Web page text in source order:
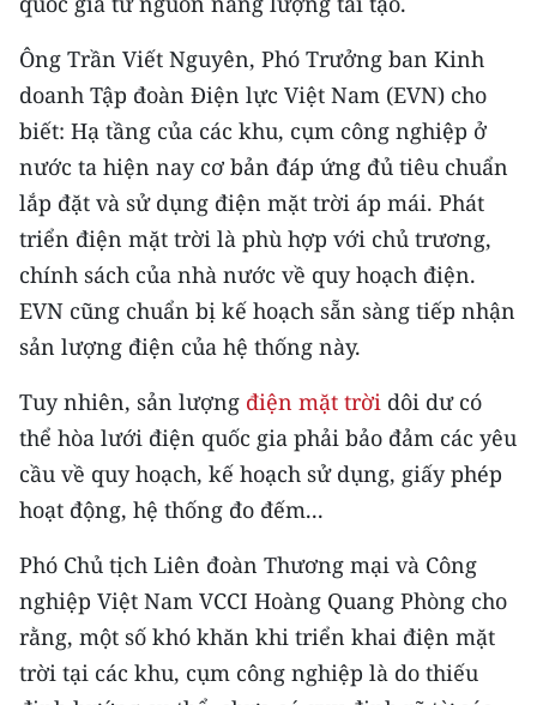
Duyên hải Nam Trung Bộ và Tây
Nguyên
Đông Nam Bộ
Đồng bằng sông Cửu Long
Chuyên trang Hà Nội
Chuyên trang TP. Hồ Chí Minh
CÁC CHUYÊN TRANG
VỀ BÁO NHÂN DÂN
THỜI NAY
NHÂN DÂN CUỐI TUẦN
NHÂN DÂN HẰNG THÁNG
Ông Trần Viết Nguyên, Phó Trưởng ban Kinh
doanh Tập đoàn Điện lực Việt Nam (EVN) cho
biết: Hạ tầng của các khu, cụm công nghiệp ở
nước ta hiện nay cơ bản đáp ứng đủ tiêu chuẩn
lắp đặt và sử dụng điện mặt trời áp mái. Phát
triển điện mặt trời là phù hợp với chủ trương,
chính sách của nhà nước về quy hoạch điện.
EVN cũng chuẩn bị kế hoạch sẵn sàng tiếp nhận
sản lượng điện của hệ thống này.
Tuy nhiên, sản lượng điện mặt trời dôi dư có
thể hòa lưới điện quốc gia phải bảo đảm các yêu
cầu về quy hoạch, kế hoạch sử dụng, giấy phép
hoạt động, hệ thống đo đếm...
Phó Chủ tịch Liên đoàn Thương mại và Công
nghiệp Việt Nam VCCI Hoàng Quang Phòng cho
rằng, một số khó khăn khi triển khai điện mặt
trời tại các khu, cụm công nghiệp là do thiếu